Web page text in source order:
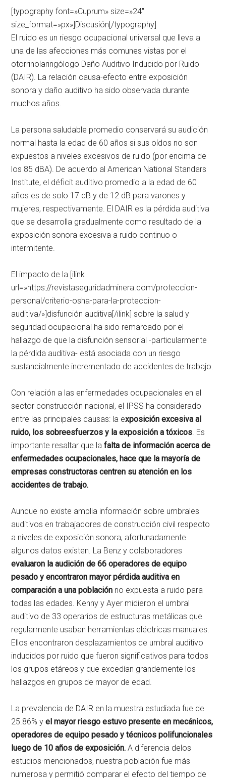
[typography font=»Cuprum» size=»24″
size_format=»px»]Discusión[/typography]
El ruido es un riesgo ocupacional universal que lleva a
una de las afecciones más comunes vistas por el
otorrinolaringólogo Daño Auditivo Inducido por Ruido
(DAIR). La relación causa-efecto entre exposición
sonora y daño auditivo ha sido observada durante
muchos años.
La persona saludable promedio conservará su audición
normal hasta la edad de 60 años si sus oídos no son
expuestos a niveles excesivos de ruido (por encima de
los 85 dBA). De acuerdo al American National Standars
Institute, el déficit auditivo promedio a la edad de 60
años es de solo 17 dB y de 12 dB para varones y
mujeres, respectivamente. El DAIR es la pérdida auditiva
que se desarrolla gradualmente como resultado de la
exposición sonora excesiva a ruido continuo o
intermitente.
El impacto de la [ilink
url=»https://revistaseguridadminera.com/proteccion-
personal/criterio-osha-para-la-proteccion-
auditiva/»]disfunción auditiva[/ilink] sobre la salud y
seguridad ocupacional ha sido remarcado por el
hallazgo de que la disfunción sensorial -particularmente
la pérdida auditiva- está asociada con un riesgo
sustancialmente incrementado de accidentes de trabajo.
Con relación a las enfermedades ocupacionales en el
sector construcción nacional, el IPSS ha considerado
entre las principales causas: la exposición excesiva al
ruido, los sobreesfuerzos y la exposición a tóxicos. Es
importante resaltar que lafalta de información acerca de
enfermedades ocupacionales, hace que la mayoría de
empresas constructoras centren su atención en los
accidentes de trabajo.
Aunque no existe amplia información sobre umbrales
auditivos en trabajadores de construcción civil respecto
a niveles de exposición sonora, afortunadamente
algunos datos existen. La Benz y colaboradores
evaluaron la audición de 66 operadores de equipo
pesado y encontraron mayor pérdida auditiva en
comparación a una población no expuesta a ruido para
todas las edades. Kenny y Ayer midieron el umbral
auditivo de 33 operarios de estructuras metálicas que
regularmente usaban herramientas eléctricas manuales.
Ellos encontraron desplazamientos de umbral auditivo
inducidos por ruido que fueron significativos para todos
los grupos etáreos y que excedían grandemente los
hallazgos en grupos de mayor de edad.
La prevalencia de DAIR en la muestra estudiada fue de
25.86% yel mayor riesgo estuvo presente en mecánicos,
operadores de equipo pesado y técnicos polifuncionales
luego de 10 años de exposición. A diferencia delos
estudios mencionados, nuestra población fue más
numerosa y permitió comparar el efecto del tiempo de